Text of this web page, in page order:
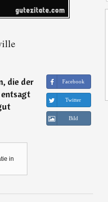
die der
in
Facebook
Twitter
Bild